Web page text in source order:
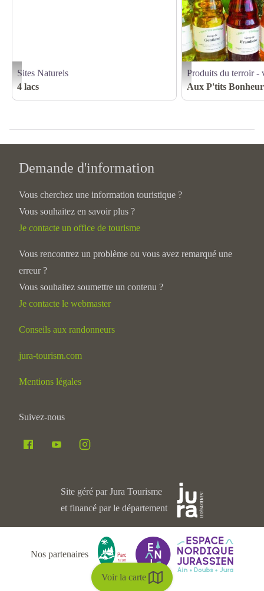
Voir la carte
CC03 01-2022 Petit Maclu gelé - David Bottin
Sites Naturels
4 lacs
AUX P'TITS
Produits du terroir -
Aux P'tits
Demande d'information
Vous cherchez une information touristique ?
Vous souhaitez en savoir plus ?
Je contacte un office de tourisme
Vous rencontrez un problème ou vous avez remarqué une
erreur ?
Vous souhaitez soumettre un contenu ?
Je contacte le webmaster
Conseils aux randonneurs
jura-tourism.com
Mentions légales
Suivez-nous
Site géré par Jura Tourisme
et financé par le département
Nos partenaires